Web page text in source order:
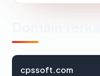
cpssoft.com